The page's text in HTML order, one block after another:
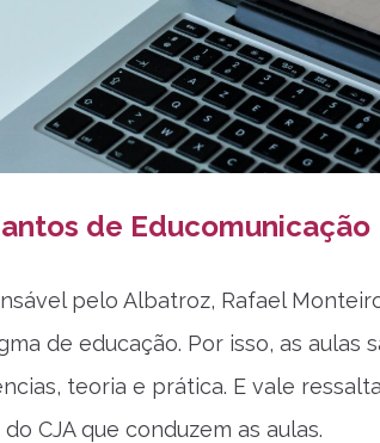
de Educomunicação
pelo Albatroz, Rafael
de educação. Por isso, as aulas
teoria e prática. E vale
CJA que conduzem as aulas.